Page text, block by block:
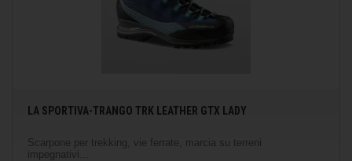
LA SPORTIVA-TRANGO TRK LEATHER GTX LADY
Scarpone per trekking, vie ferrate, marcia su terreni
impegnativi...